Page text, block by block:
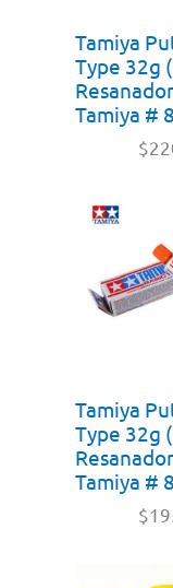
Tamiya
Type 32g (
Tamiya #
$
Tamiya
Type 32g (
Tamiya #
$